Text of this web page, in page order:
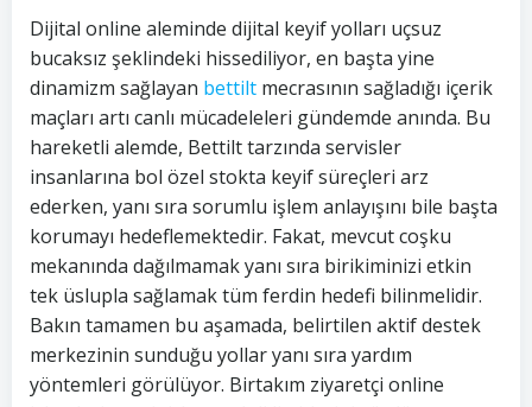
Dijital online aleminde dijital keyif yolları uçsuz
bucaksız şeklindeki hissediliyor, en başta yine
dinamizm sağlayan bettilt mecrasının sağladığı içerik
maçları artı canlı mücadeleleri gündemde anında. Bu
hareketli alemde, Bettilt tarzında servisler
insanlarına bol özel stokta keyif süreçleri arz
ederken, yanı sıra sorumlu işlem anlayışını bile başta
korumayı hedeflemektedir. Fakat, mevcut coşku
mekanında dağılmamak yanı sıra birikiminizi etkin
tek üslupla sağlamak tüm ferdin hedefi bilinmelidir.
Bakın tamamen bu aşamada, belirtilen aktif destek
merkezinin sunduğu yollar yanı sıra yardım
yöntemleri görülüyor. Birtakım ziyaretçi online